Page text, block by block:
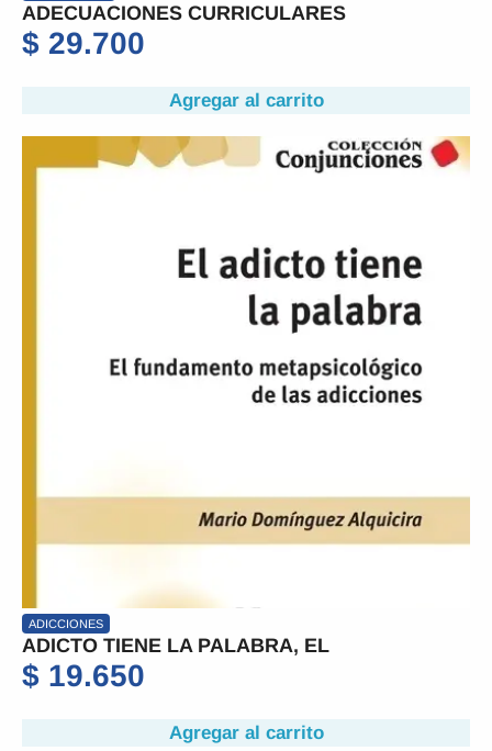
ADECUACIONES CURRICULARES
$ 29.700
Agregar al carrito
ADICCIONES
ADICTO TIENE LA PALABRA, EL
$ 19.650
Agregar al carrito